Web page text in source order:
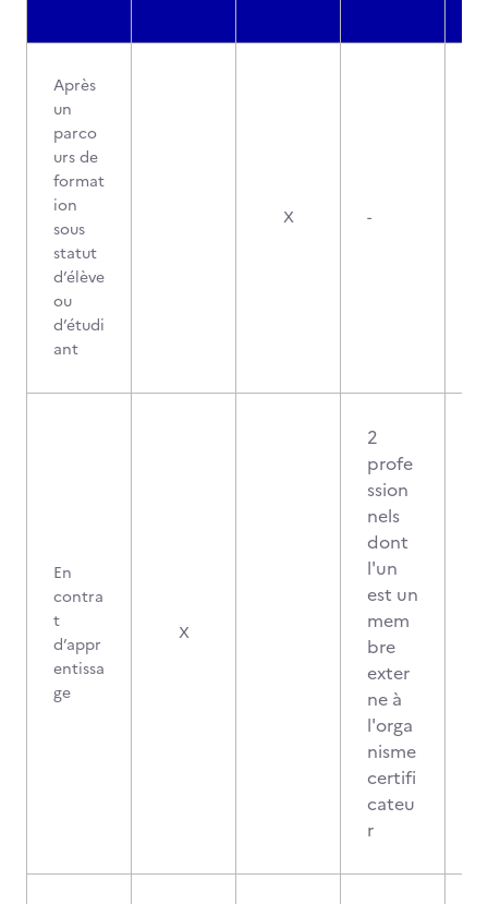
Après
un
parco
urs de
format
ion
sous
statut
d’élève
ou
d’étudi
ant
X -
En
contra
t
d’appr
entissa
ge
X
2
profe
ssion
nels
dont
l'un
est un
mem
bre
exter
ne à
l'orga
nisme
certifi
cateu
r